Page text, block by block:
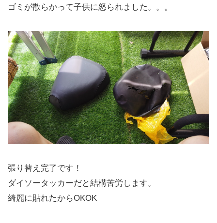
ゴミが散らかって子供に怒られました。。。
張り替え完了です！
ダイソータッカーだと結構苦労します。
綺麗に貼れたからOKOK